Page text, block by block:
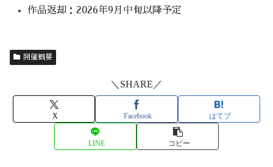
作品返却：2026年9月中旬以降予定
開催概要
＼SHARE／
X Facebook はてブ
LINE コピー